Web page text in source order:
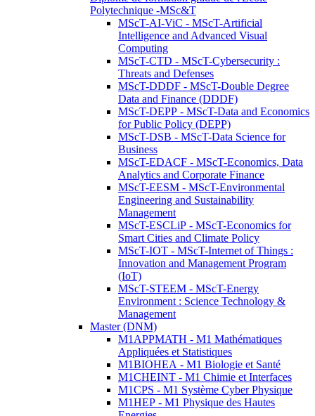
Polytechnique -MSc&T
MScT-AI-ViC - MScT-Artificial
Intelligence and Advanced Visual
Computing
MScT-CTD - MScT-Cybersecurity :
Threats and Defenses
MScT-DDDF - MScT-Double Degree
Data and Finance (DDDF)
MScT-DEPP - MScT-Data and Economics
for Public Policy (DEPP)
MScT-DSB - MScT-Data Science for
Business
MScT-EDACF - MScT-Economics, Data
Analytics and Corporate Finance
MScT-EESM - MScT-Environmental
Engineering and Sustainability
Management
MScT-ESCLiP - MScT-Economics for
Smart Cities and Climate Policy
MScT-IOT - MScT-Internet of Things :
Innovation and Management Program
(IoT)
MScT-STEEM - MScT-Energy
Environment : Science Technology &
Management
Master (DNM)
M1APPMATH - M1 Mathématiques
Appliquées et Statistiques
M1BIOHEA - M1 Biologie et Santé
M1CHEINT - M1 Chimie et Interfaces
M1CPS - M1 Système Cyber Physique
M1HEP - M1 Physique des Hautes